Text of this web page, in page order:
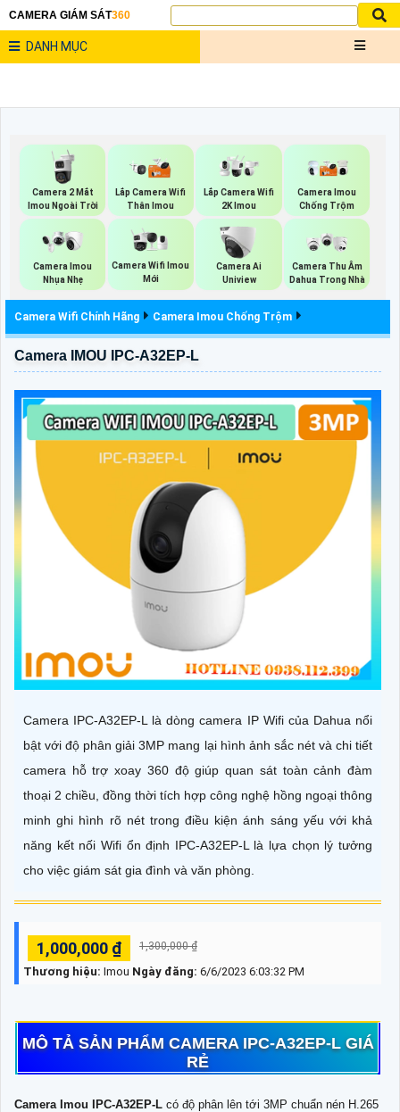
CAMERA GIÁM SÁT360
DANH MỤC
Camera 2 Mắt
Imou Ngoài Trời
Lắp Camera Wifi
Thân Imou
Lắp Camera Wifi
2K Imou
Camera Imou
Chống Trộm
Camera Imou
Nhụa Nhẹ
Camera Wifi Imou
Mới
Camera Ai
Uniview
Camera Thu Âm
Dahua Trong Nhà
Camera Wifi Chính Hãng Camera Imou Chống Trộm
Camera IMOU IPC-A32EP-L
Camera IPC-A32EP-L là dòng camera IP Wifi của Dahua nổi
bật với độ phân giải 3MP mang lại hình ảnh sắc nét và chi tiết
camera hỗ trợ xoay 360 độ giúp quan sát toàn cảnh đàm
thoại 2 chiều, đồng thời tích hợp công nghệ hồng ngoại thông
minh ghi hình rõ nét trong điều kiện ánh sáng yếu với khả
năng kết nối Wifi ổn định IPC-A32EP-L là lựa chọn lý tưởng
cho việc giám sát gia đình và văn phòng.
1,000,000 ₫ 1,300,000 ₫
Thương hiệu: Imou Ngày đăng: 6/6/2023 6:03:32 PM
MÔ TẢ SẢN PHẨM CAMERA IPC-A32EP-L GIÁ
RẺ
Camera Imou IPC-A32EP-L có độ phân lên tới 3MP chuẩn nén H.265